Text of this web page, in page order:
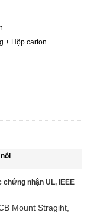
+ Hộp carton
nhận UL, IEEE
Mount Stragiht,